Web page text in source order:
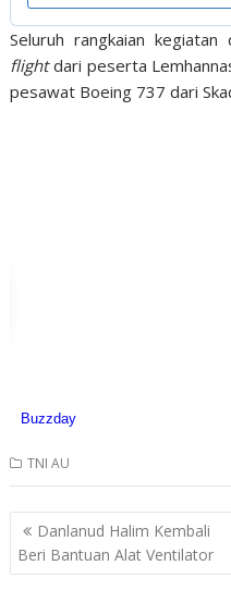
Seluruh rangkaian kegiatan
flightdari peserta
pesawat Boeing 737 dari
TNI AU
Post
navigation
Danlanud Halim Kembali
Beri Bantuan Alat Ventilator